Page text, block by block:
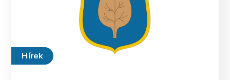
Hírek